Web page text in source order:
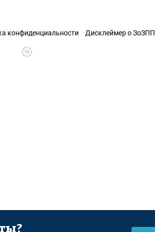
конфиденциальности Дисклеймер о ЗоЗПП